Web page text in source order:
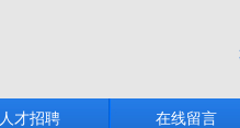
人才招聘 在线留言